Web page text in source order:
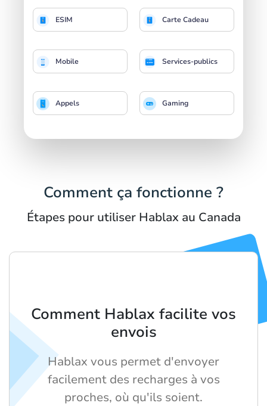
ESIM Carte Cadeau
Mobile Services-publics
Appels Gaming
Comment ça fonctionne ?
Étapes pour utiliser Hablax au Canada
Comment Hablax facilite vos
envois
Hablax vous permet d'envoyer
facilement des recharges à vos
proches, où qu'ils soient.